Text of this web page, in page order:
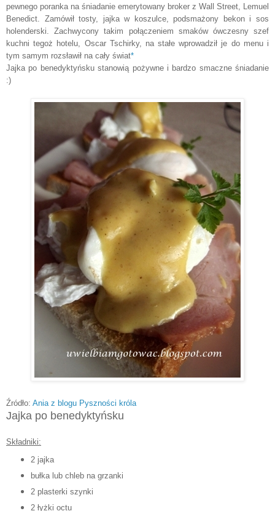
pewnego poranka na śniadanie emerytowany broker z Wall Street, Lemuel
Benedict. Zamówił tosty, jajka w koszulce, podsmażony bekon i sos
holenderski. Zachwycony takim połączeniem smaków ówczesny szef
kuchni tegoż hotelu, Oscar Tschirky, na stałe wprowadził je do menu i
tym samym rozsławił na cały świat*
Jajka po benedyktyńsku stanowią pożywne i bardzo smaczne śniadanie
:)
Źródło: Ania z blogu Pyszności króla
Jajka po benedyktyńsku
Składniki:
2 jajka
bułka lub chleb na grzanki
2 plasterki szynki
2 łyżki octu